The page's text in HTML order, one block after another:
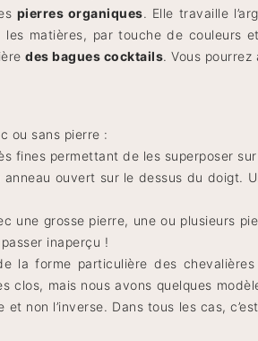
pierres organiques. Elle travaille
matières, par touche de couleurs
des bagues cocktails. Vous
ou sans pierre :
fines permettant de les superposer
ouvert sur le dessus du doigt.
une grosse pierre, une ou plusieurs
inaperçu !
la forme particulière des
clos, mais nous avons quelques
non l’inverse. Dans tous les cas,